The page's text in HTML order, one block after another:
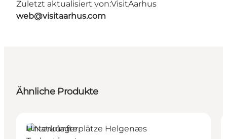
Zuletzt aktualisiert von:VisitAarhus
web@visitaarhus.com
Ähnliche Produkte
Unterkünfte